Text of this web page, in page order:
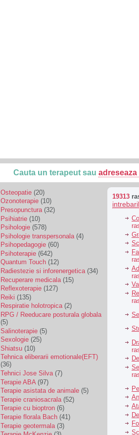
Cauta un terapeut sau
Osteopatie (20)
Ozonoterapie (10)
Presopunctura (32)
Psihiatrie (10)
Psihologie (578)
Psihologie transpersonala (4)
Psihopedagogie (60)
Psihoterapie (642)
Quantum Touch (12)
Radiestezie si inforenergetica(34)
Recuperare medicala (15)
Reflexoterapie (127)
Reiki (135)
Respiratie holotropica(2)
RPG / Reeducare posturala globala
(5)
Salinoterapie (5)
Sexologie (25)
Shiatsu (10)
Tehnica eliberarii emotionale(EFT)
(36)
Tehnici Jose Silva(7)
Terapie ABA (97)
Terapie asistata de animale (5)
Terapie craniosacrala (52)
Terapie cu bioptron (6)
Terapie florala Bach (41)
Terapie geotermala (3)
19313